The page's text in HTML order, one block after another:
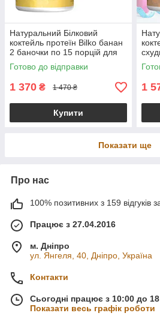
Натуральний Білковий
коктейль протеїн Bilko банан
2 баночки по 15 порцій для
схуднення та заміни
харчування
Готово до відправки
1 370 ₴ 1 470 ₴
Купити
1
Показати ще
Про нас
100% позитивних з 159 відгуків
Працює з 27.04.2016
м. Дніпро
ул. Янгеля, 40, Дніпро, Україна
Контакти
Сьогодні працює з 10:00 до
Показати весь графік роботи